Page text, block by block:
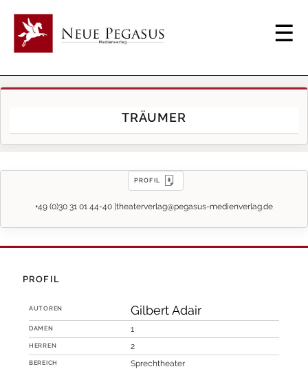
TRÄUMER
PROFIL
+49 (0)30 31 01 44-40 |theaterverlag@pegasus-medienverlag.de
PROFIL
AUTOREN Gilbert Adair
DAMEN 1
HERREN 2
BEREICH Sprechtheater